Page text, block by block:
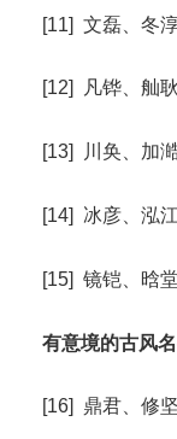
[11] 文磊、冬
[12] 凡铧、舢
[13] 川奂、加
[14] 冰彦、泓
[15] 镜铠、晗
有意境的古风
[16] 鼎君、修